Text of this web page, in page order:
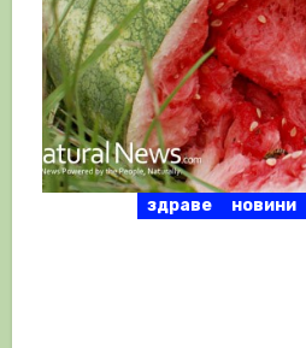
здраве новини